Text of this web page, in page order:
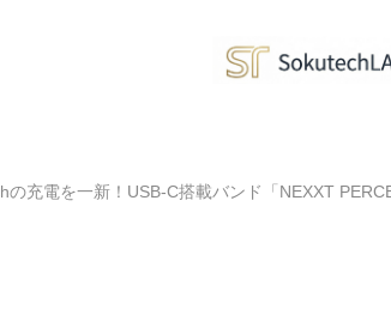
の充電を一新！USB-C搭載バンド「NEXXT